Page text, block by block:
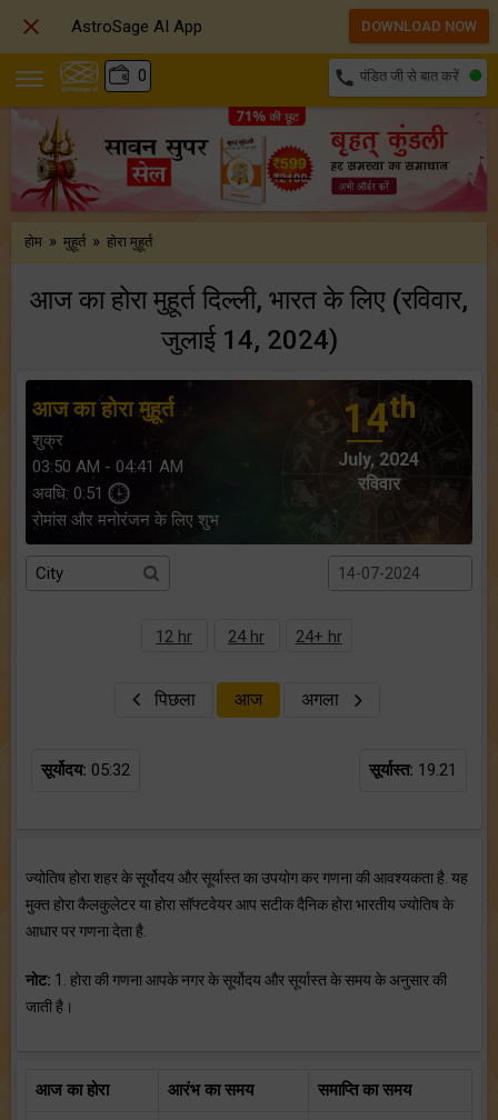
0 call पंडित जी से बात करें
होम » मुहूर्त » होरा मुहूर्त
आज का होरा मुहूर्त दिल्ली, भारत के लिए (रविवार,
जुलाई 14, 2024)
आज का होरा मुहूर्त
शुक्र
03:50 AM - 04:41 AM
अवधि: 0:51
रोमांस और मनोरंजन के लिए शुभ
14th
July, 2024
रविवार
12 hr 24 hr 24+ hr
पिछला आज अगला
सूर्योदय: 05:32 सूर्यास्त: 19.21
ज्योतिष होरा शहर के सूर्योदय और सूर्यास्त का उपयोग कर गणना की आवश्यकता है. यह
मुक्त होरा कैलकुलेटर या होरा सॉफ्टवेयर आप सटीक दैनिक होरा भारतीय ज्योतिष के
आधार पर गणना देता है.
नोट: 1. होरा की गणना आपके नगर के सूर्योदय और सूर्यास्त के समय के अनुसार की
जाती है।
आज का होरा आरंभ का समय समाप्ति का समय
 AstroSage AI App DOWNLOAD NOW